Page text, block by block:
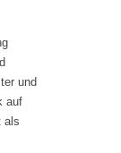
und
auf
als